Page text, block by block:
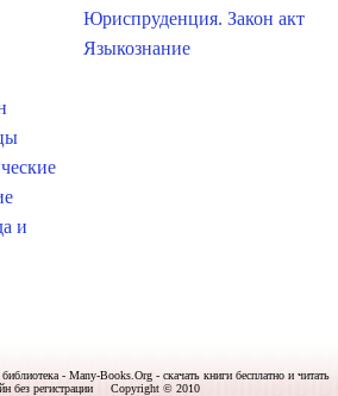
и
Юриспруденция. Закон акт
Языкознание
- Many-Books.Org - скачать книги бесплатно и читать
без регистрации Copyright © 2010